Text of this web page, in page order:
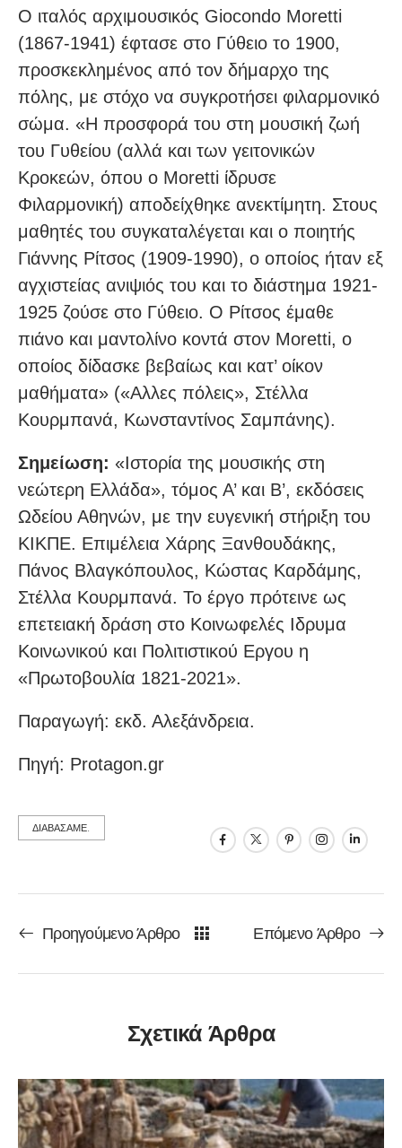
Ο ιταλός αρχιμουσικός Giocondo Moretti
(1867-1941) έφτασε στο Γύθειο το 1900,
προσκεκλημένος από τον δήμαρχο της
πόλης, με στόχο να συγκροτήσει φιλαρμονικό
σώμα. «Η προσφορά του στη μουσική ζωή
του Γυθείου (αλλά και των γειτονικών
Κροκεών, όπου ο Moretti ίδρυσε
Φιλαρμονική) αποδείχθηκε ανεκτίμητη. Στους
μαθητές του συγκαταλέγεται και ο ποιητής
Γιάννης Ρίτσος (1909-1990), ο οποίος ήταν εξ
αγχιστείας ανιψιός του και το διάστημα 1921-
1925 ζούσε στο Γύθειο. Ο Ρίτσος έμαθε
πιάνο και μαντολίνο κοντά στον Moretti, ο
οποίος δίδασκε βεβαίως και κατ’ οίκον
μαθήματα» («Αλλες πόλεις», Στέλλα
Κουρμπανά, Κωνσταντίνος Σαμπάνης).
Σημείωση: «Ιστορία της μουσικής στη
νεώτερη Ελλάδα», τόμος Α’ και Β’, εκδόσεις
Ωδείου Αθηνών, με την ευγενική στήριξη του
ΚΙΚΠΕ. Επιμέλεια Χάρης Ξανθουδάκης,
Πάνος Βλαγκόπουλος, Κώστας Καρδάμης,
Στέλλα Κουρμπανά. Το έργο πρότεινε ως
επετειακή δράση στο Κοινωφελές Ιδρυμα
Κοινωνικού και Πολιτιστικού Εργου η
«Πρωτοβουλία 1821-2021».
Παραγωγή: εκδ. Αλεξάνδρεια.
Πηγή: Protagon.gr
ΔΙΑΒΑΣΑΜΕ.
Προηγούμενο Άρθρο Επόμενο Άρθρο
Σχετικά Άρθρα